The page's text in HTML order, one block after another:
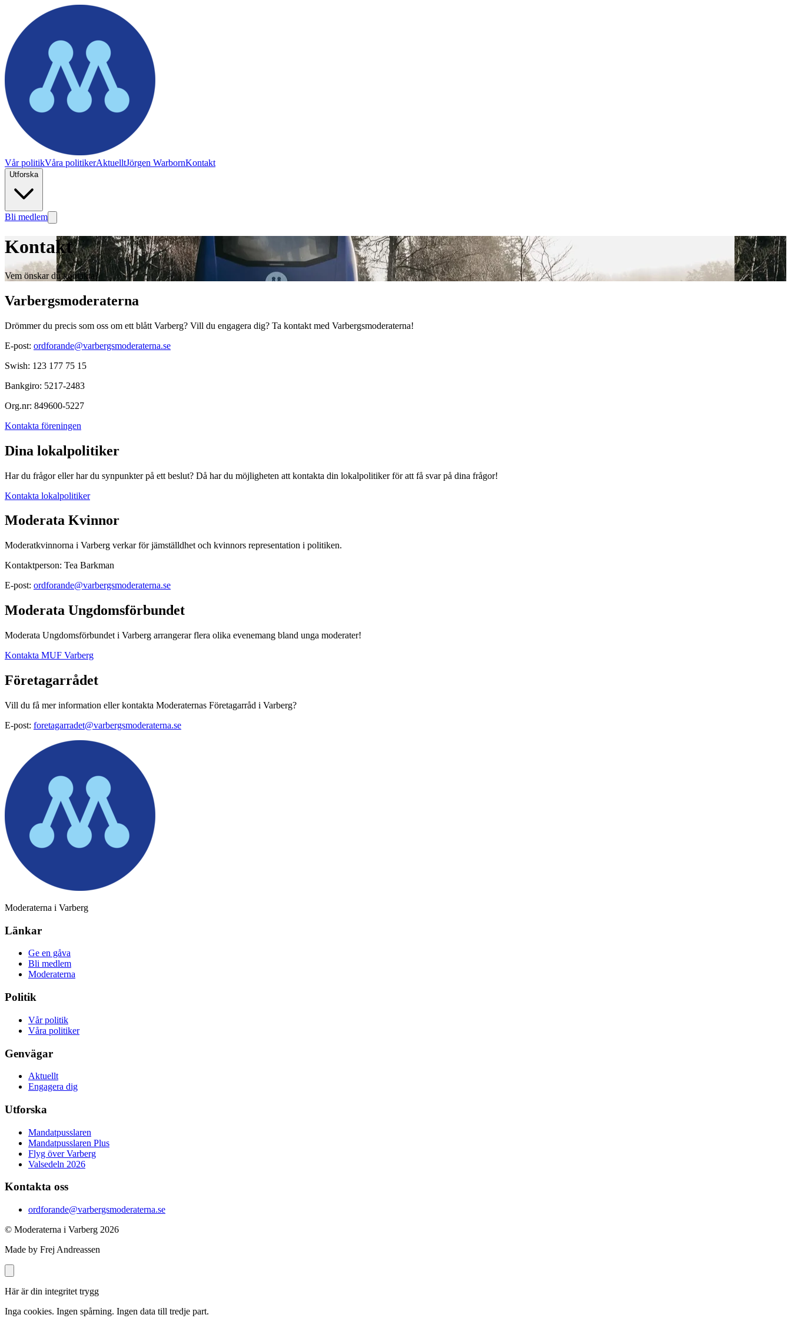
Vår politikVåra politikerAktuelltJörgen WarbornKontakt
Utforska
Bli medlem
Kontakt
Vem önskar du kontakta?
Varbergsmoderaterna
Drömmer du precis som oss om ett blått Varberg? Vill du engagera dig? Ta kontakt med Varbergsmoderaterna!
E-post: ordforande@varbergsmoderaterna.se
Swish: 123 177 75 15
Bankgiro: 5217-2483
Org.nr: 849600-5227
Kontakta föreningen
Dina lokalpolitiker
Har du frågor eller har du synpunkter på ett beslut? Då har du möjligheten att kontakta din lokalpolitiker för att få svar på dina frågor!
Kontakta lokalpolitiker
Moderata Kvinnor
Moderatkvinnorna i Varberg verkar för jämställdhet och kvinnors representation i politiken.
Kontaktperson: Tea Barkman
E-post: ordforande@varbergsmoderaterna.se
Moderata Ungdomsförbundet
Moderata Ungdomsförbundet i Varberg arrangerar flera olika evenemang bland unga moderater!
Kontakta MUF Varberg
Företagarrådet
Vill du få mer information eller kontakta Moderaternas Företagarråd i Varberg?
E-post: foretagarradet@varbergsmoderaterna.se
Moderaterna i Varberg
Länkar
Ge en gåva
Bli medlem
Moderaterna
Politik
Vår politik
Våra politiker
Genvägar
Aktuellt
Engagera dig
Utforska
Mandatpusslaren
Mandatpusslaren Plus
Flyg över Varberg
Valsedeln 2026
Kontakta oss
ordforande@varbergsmoderaterna.se
© Moderaterna i Varberg 2026
Made by Frej Andreassen
Här är din integritet trygg
Inga cookies. Ingen spårning. Ingen data till tredje part.